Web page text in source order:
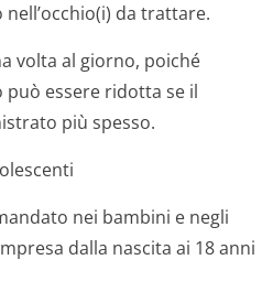
da trattare.
volta al giorno, poiché
può essere ridotta se il
più spesso.
nei bambini e negli
dalla nascita ai 18 anni